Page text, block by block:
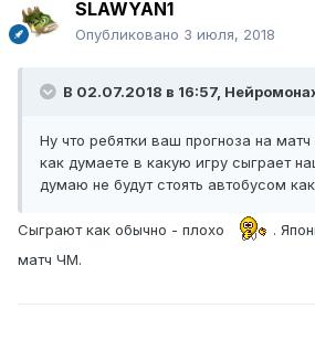
SLAWYAN1
Опубликовано 3 июля, 2018
В 02.07.2018 в 16:57,
Ну что ребятки ваш прогноза на
как думаете в какую игру сыграет
думаю не будут стоять автобусом
Сыграют как обычно - плохо
.
матч ЧМ.